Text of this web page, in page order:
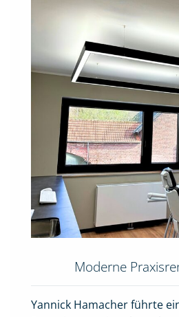
Moderne
Yannick Hamacher führte